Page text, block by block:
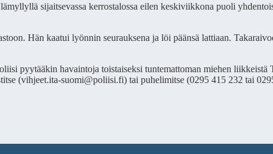
sijaitsevassa kerrostalossa eilen keskiviikkona puoli
Hän kaatui lyönnin seurauksena ja löi päänsä lattiaan.
pyytääkin havaintoja toistaiseksi tuntemattoman miehen liikkeistä
(vihjeet.ita-suomi@poliisi.fi) tai puhelimitse (0295 415 232 tai